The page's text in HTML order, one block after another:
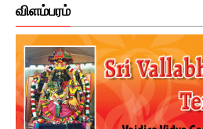
விளம்பரம்